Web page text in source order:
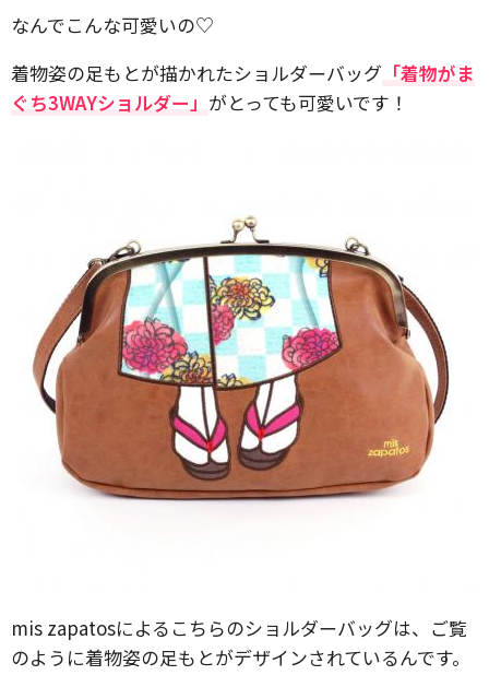
なんでこんな可愛いの♡
着物姿の足もとが描かれたショルダーバッグ 「着物がま
ぐち3WAYショルダー」 がとっても可愛いです！
mis zapatosによるこちらのショルダーバッグは、ご覧
のように着物姿の足もとがデザインされているんです。